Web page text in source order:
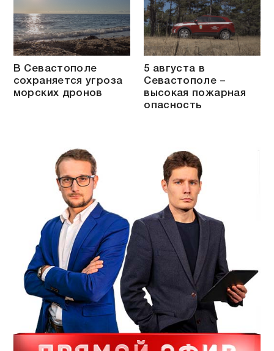
В Севастополе
сохраняется угроза
морских дронов
5 августа в
Севастополе –
высокая пожарная
опасность